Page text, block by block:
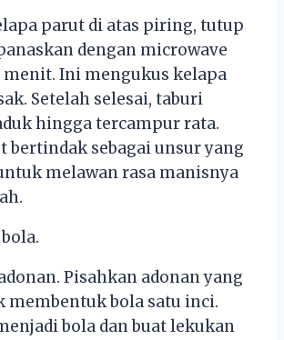
parut di atas piring, tutup
dengan microwave
menit. Ini mengukus kelapa
Setelah selesai, taburi
hingga tercampur rata.
bertindak sebagai unsur yang
melawan rasa manisnya
Pisahkan adonan yang
membentuk bola satu inci.
bola dan buat lekukan